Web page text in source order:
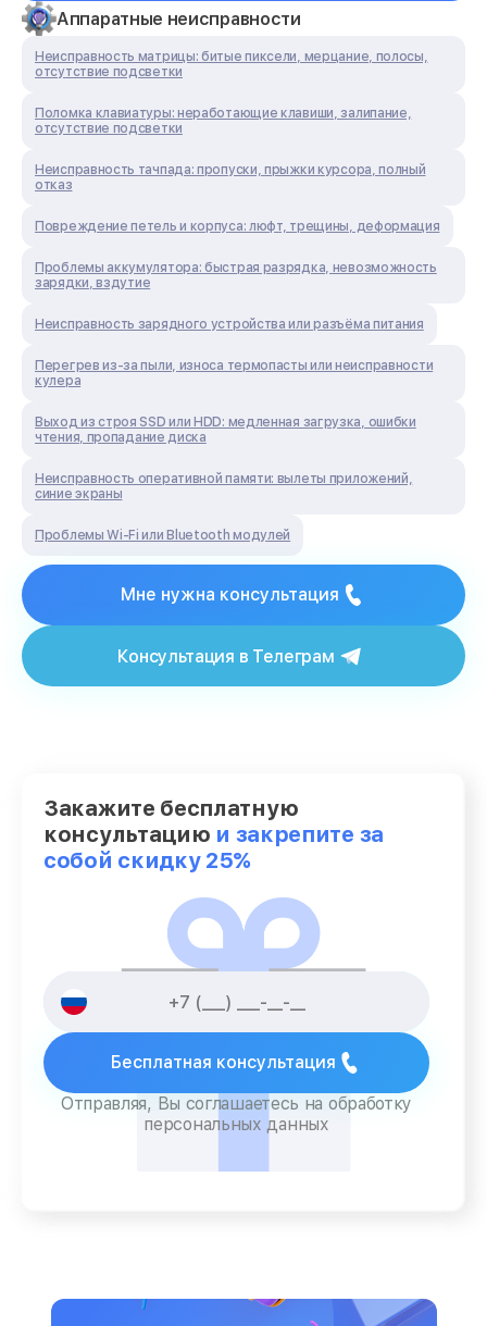
Аппаратные неисправности
Неисправность матрицы: битые пиксели, мерцание, полосы,
отсутствие подсветки
Поломка клавиатуры: неработающие клавиши, залипание,
отсутствие подсветки
Неисправность тачпада: пропуски, прыжки курсора, полный
отказ
Повреждение петель и корпуса: люфт, трещины, деформация
Проблемы аккумулятора: быстрая разрядка, невозможность
зарядки, вздутие
Неисправность зарядного устройства или разъёма питания
Перегрев из‑за пыли, износа термопасты или неисправности
кулера
Выход из строя SSD или HDD: медленная загрузка, ошибки
чтения, пропадание диска
Неисправность оперативной памяти: вылеты приложений,
синие экраны
Проблемы Wi‑Fi или Bluetooth модулей
Мне нужна консультация
Консультация в Телеграм
Закажите бесплатную
консультацию и закрепите за
собой скидку 25%
Бесплатная консультация
Отправляя, Вы соглашаетесь на обработку
персональных данных